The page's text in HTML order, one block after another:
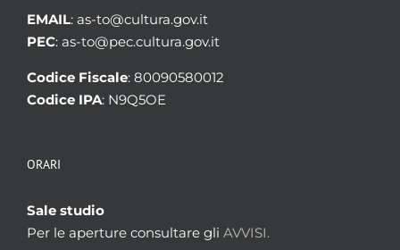
EMAIL: as-to@cultura.gov.it
PEC: as-to@pec.cultura.gov.it
Codice Fiscale: 80090580012
Codice IPA: N9Q5OE
ORARI
Sale studio
Per le aperture consultare gli AVVISI.